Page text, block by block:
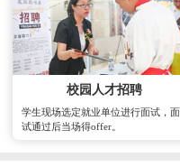
校园人才招聘
学生现场选定就业单位进行面试，面
试通过后当场得offer。